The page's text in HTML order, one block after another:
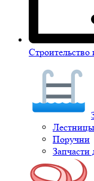
Строительство
Лестницы
Поручни
Запчасти